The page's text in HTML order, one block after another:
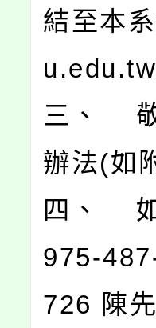
結至本
三、 敬
辦法(如
四、 如
975-
726 陳